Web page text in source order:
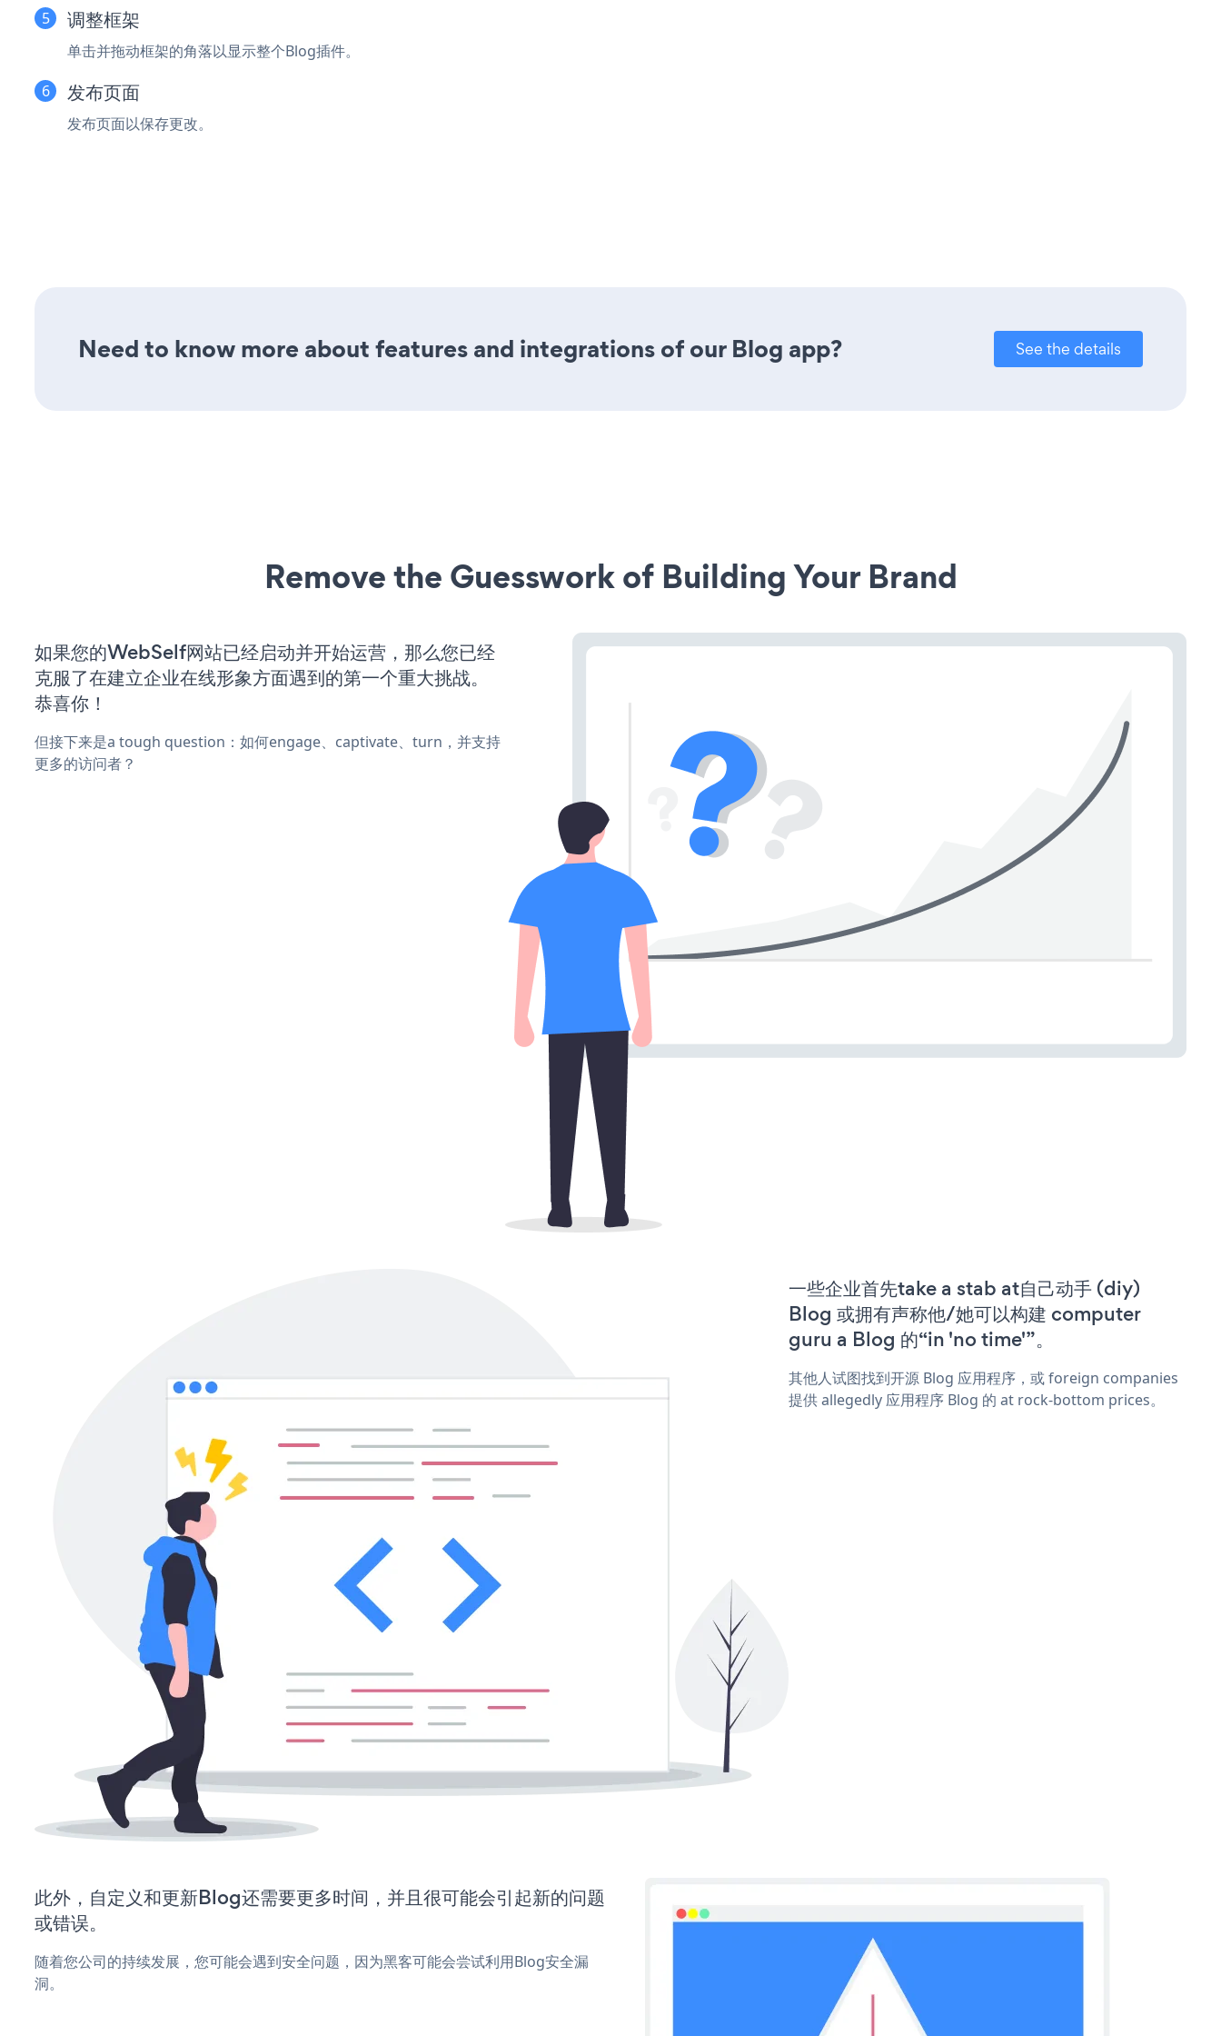
调整框架
单击并拖动框架的角落以显示整个Blog插件。
发布页面
发布页面以保存更改。
Need to know more about features and integrations of our Blog app? See the details
Remove the Guesswork of Building Your Brand
如果您的WebSelf网站已经启动并开始运营，那么您已经
克服了在建立企业在线形象方面遇到的第一个重大挑战。
恭喜你！
但接下来是a tough question：如何engage、captivate、turn，并支持
更多的访问者？
一些企业首先take a stab at自己动手 (diy)
Blog 或拥有声称他/她可以构建 computer
guru a Blog 的“in 'no time'”。
其他人试图找到开源 Blog 应用程序，或 foreign companies
提供 allegedly 应用程序 Blog 的 at rock-bottom prices。
此外，自定义和更新Blog还需要更多时间，并且很可能会引起新的问题
或错误。
随着您公司的持续发展，您可能会遇到安全问题，因为黑客可能会尝试利用Blog安全漏
洞。